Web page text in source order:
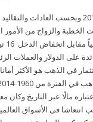
والزواج من الأمور
على الدولار والعملات
في الذهب هو الأكثر
فى الأسواق العالمية